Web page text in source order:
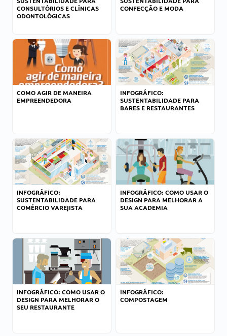
CONSULTÓRIOS E CLÍNICAS
ODONTOLÓGICAS
CONFECÇÃO E MODA
COMO AGIR DE MANEIRA
EMPREENDEDORA
INFOGRÁFICO:
SUSTENTABILIDADE PARA
BARES E RESTAURANTES
INFOGRÁFICO:
SUSTENTABILIDADE PARA
COMÉRCIO VAREJISTA
INFOGRÁFICO: COMO USAR O
DESIGN PARA MELHORAR A
SUA ACADEMIA
INFOGRÁFICO: COMO USAR O
DESIGN PARA MELHORAR O
SEU RESTAURANTE
INFOGRÁFICO:
COMPOSTAGEM